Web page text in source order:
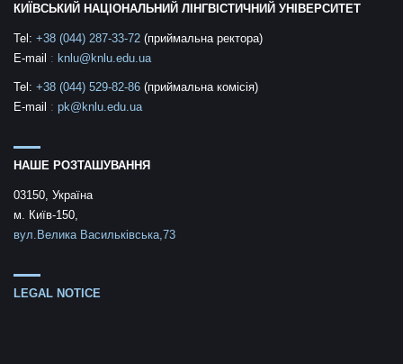
КИЇВСЬКИЙ НАЦІОНАЛЬНИЙ ЛІНГВІСТИЧНИЙ УНІВЕРСИТЕТ
Tel: +38 (044) 287-33-72 (приймальна ректора)
E-mail : knlu@knlu.edu.ua
Tel: +38 (044) 529-82-86 (приймальна комісія)
E-mail : pk@knlu.edu.ua
НАШЕ РОЗТАШУВАННЯ
03150, Україна
м. Київ-150,
вул.Велика Васильківська,73
LEGAL NOTICE